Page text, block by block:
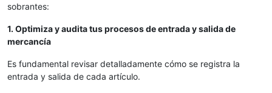
sobrantes:
1. Optimiza y audita tus procesos de entrada y salida de
mercancía
Es fundamental revisar detalladamente cómo se registra la
entrada y salida de cada artículo.